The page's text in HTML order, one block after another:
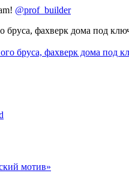
@prof_builder
бруса, фахверк дома под
мотив»